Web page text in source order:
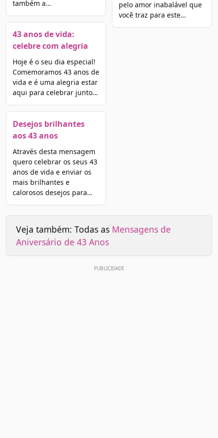
também a…
43 anos de vida:
celebre com alegria
Hoje é o seu dia especial!
Comemoramos 43 anos de
vida e é uma alegria estar
aqui para celebrar junto…
Desejos brilhantes
aos 43 anos
Através desta mensagem
quero celebrar os seus 43
anos de vida e enviar os
mais brilhantes e
calorosos desejos para…
pelo amor inabalável que
você traz para este…
Veja também: Todas as Mensagens de
Aniversário de 43 Anos